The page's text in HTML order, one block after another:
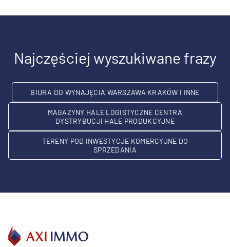
Najczęściej wyszukiwane frazy
BIURA DO WYNAJĘCIA WARSZAWA KRAKÓW I INNE
MAGAZYNY HALE LOGISTYCZNE CENTRA
DYSTRYBUCJI HALE PRODUKCYJNE
TERENY POD INWESTYCJE KOMERCYJNE DO
SPRZEDANIA